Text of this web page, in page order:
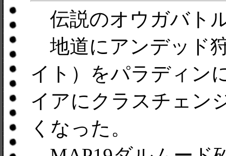
伝説のオウガバト
地道にアンデッド
イト）をパラディン
イアにクラスチェン
くなった。